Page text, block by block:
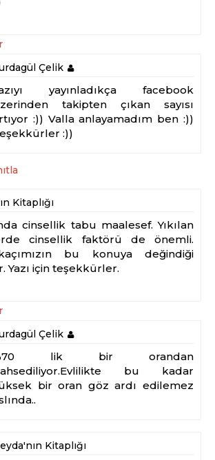
Çelik
yayınladıkça facebook
takipten çıkan sayısı
:)) Valla anlayamadım ben :))
:))
Kitaplığı
cinsellik tabu maalesef. Yıkılan
cinsellik faktörü de önemli.
bu konuya değindiği
Yazı için teşekkürler.
Çelik
lik bir orandan
bu kadar
bir oran göz ardı edilemez
Kitaplığı